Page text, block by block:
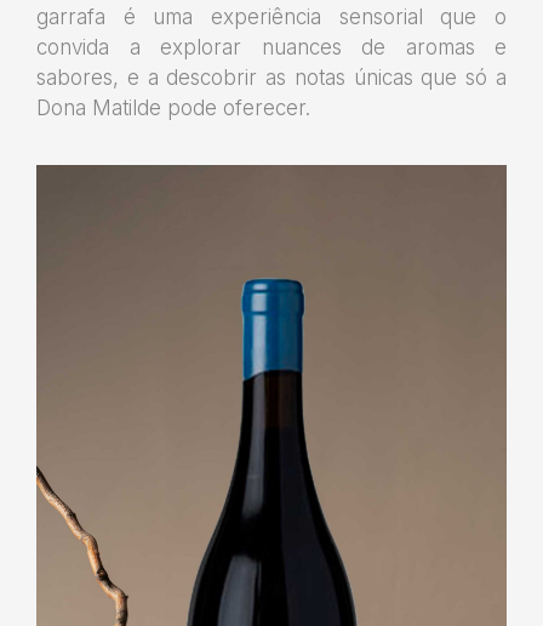
garrafa é uma experiência sensorial que o
convida a explorar nuances de aromas e
sabores, e a descobrir as notas únicas que só a
Dona Matilde pode oferecer.